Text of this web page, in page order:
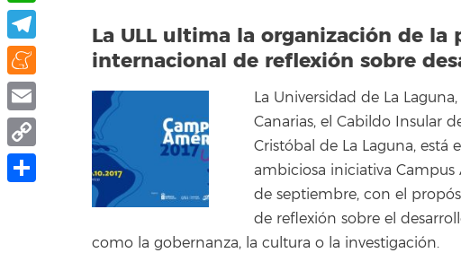
La ULL ultima la organización de
internacional de reflexión sobre
La Universidad de La
Canarias, el Cabildo Insular
Cristóbal de La Laguna, está
ambiciosa iniciativa
de septiembre, con el
de reflexión sobre el
como la gobernanza, la cultura o la investigación.
WhatsApp
Telegram
Meneame
Email
Copy